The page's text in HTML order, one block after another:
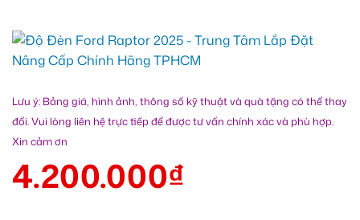
Lưu ý: Bảng giá, hình ảnh, thông số kỹ thuật và quà tặng có thể thay
đổi. Vui lòng liên hệ trực tiếp để được tư vấn chính xác và phù hợp.
Xin cảm ơn
4.200.000₫